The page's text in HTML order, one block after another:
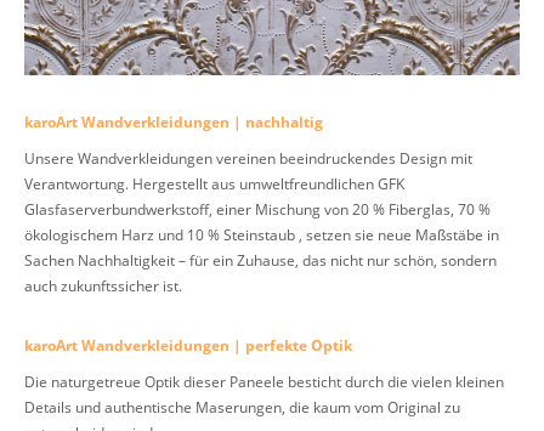
karoArt Wandverkleidungen | nachhaltig
Unsere Wandverkleidungen vereinen beeindruckendes Design mit
Verantwortung. Hergestellt aus umweltfreundlichen GFK
Glasfaserverbundwerkstoff, einer Mischung von 20 % Fiberglas, 70 %
ökologischem Harz und 10 % Steinstaub , setzen sie neue Maßstäbe in
Sachen Nachhaltigkeit – für ein Zuhause, das nicht nur schön, sondern
auch zukunftssicher ist.
karoArt Wandverkleidungen | perfekte Optik
Die naturgetreue Optik dieser Paneele besticht durch die vielen kleinen
Details und authentische Maserungen, die kaum vom Original zu